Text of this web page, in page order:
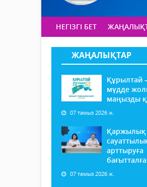
НЕГІЗГІ БЕТ
ЖАҢАЛЫҚТАР
Құрылтай
мүдде
маңызды
07 тамыз 2026 ж.
Қаржылық
арттыруға
07 тамыз 2026 ж.